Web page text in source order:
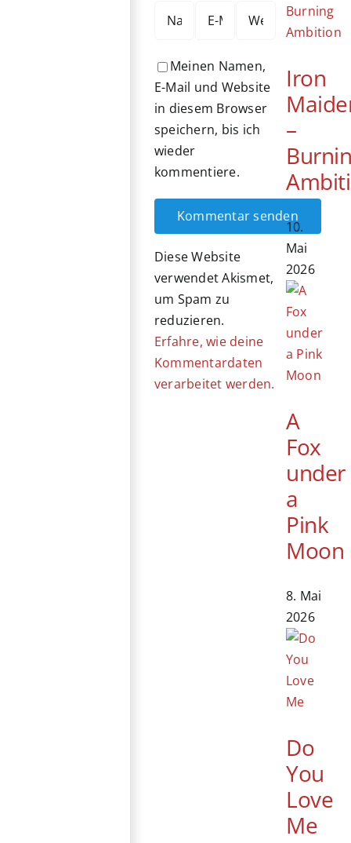
Meinen Namen,
E-Mail und Website
in diesem Browser
speichern, bis ich
wieder
kommentiere.
Diese Website
verwendet Akismet,
um Spam zu
reduzieren.
Erfahre, wie deine
Kommentardaten
verarbeitet werden.
Iron
–
10.
Mai
2026
A
Fox
under
a
Pink
Moon
8. Mai
2026
Do
You
Love
Me